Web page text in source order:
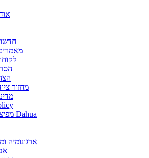
מחזור
מפיצים מורשים Dahua
ארגונומיה